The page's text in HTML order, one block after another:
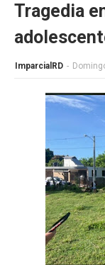
Tragedia
ImparcialRD -